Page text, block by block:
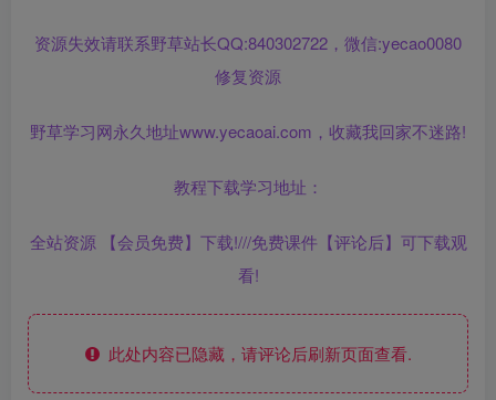
资源失效请联系野草站长QQ:840302722，微信:yecao0080
修复资源
野草学习网永久地址www.yecaoai.com，收藏我回家不迷路!
教程下载学习地址：
全站资源 【会员免费】下载!///免费课件【评论后】可下载观
看!
此处内容已隐藏，请评论后刷新页面查看.